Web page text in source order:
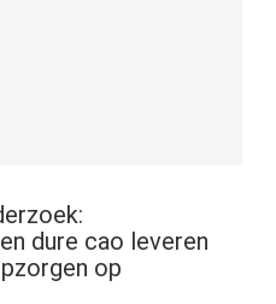
dure cao leveren
op